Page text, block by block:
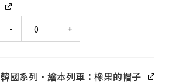
韓國系列‧繪本列車：橡果的帽子